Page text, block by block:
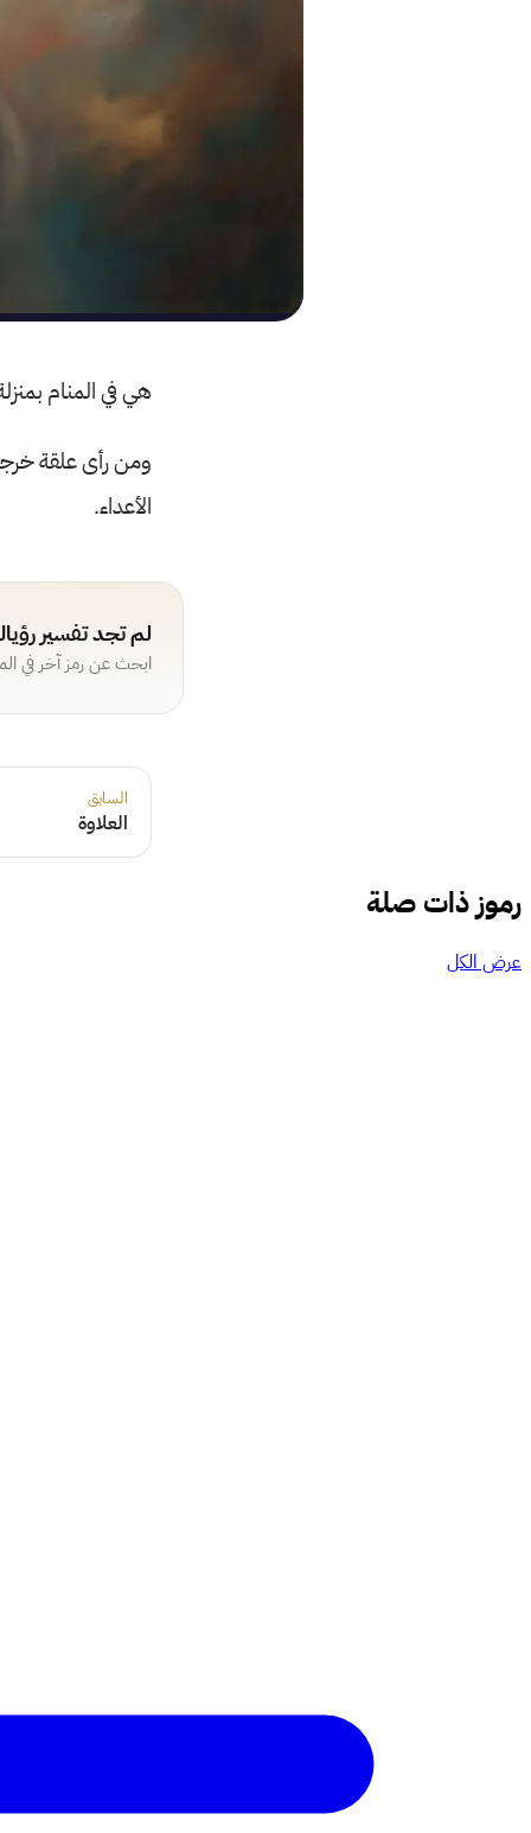
هي في المنام
ومن رأى علقة
الأعداء.
لم تجد تفسير
ابحث عن رمز آخر في
السابق
العلاوة
رموز ذات صلة
عرض الكل